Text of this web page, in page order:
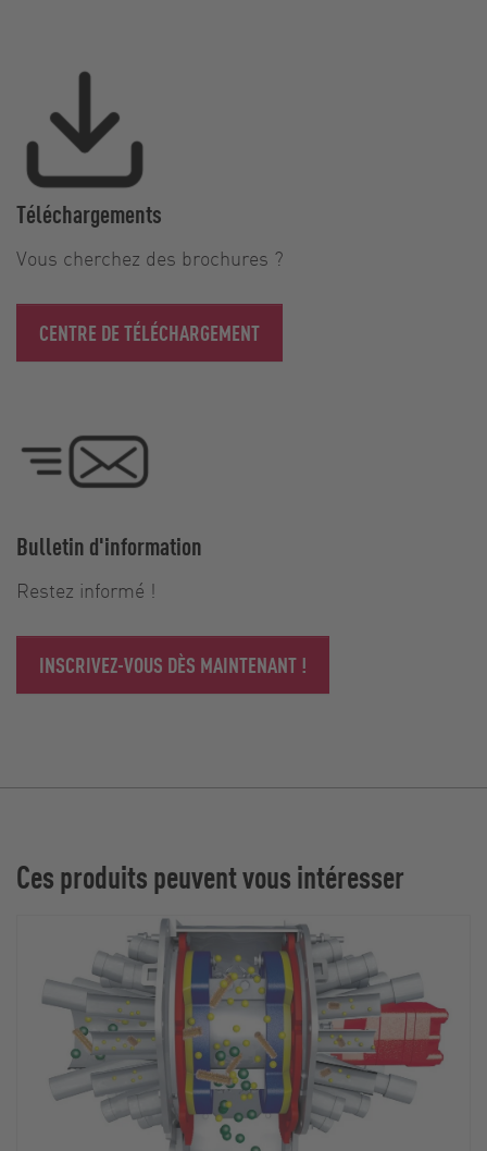
Téléchargements
Vous cherchez des brochures ?
CENTRE DE TÉLÉCHARGEMENT
Bulletin d'information
Restez informé !
INSCRIVEZ-VOUS DÈS MAINTENANT !
Ces produits peuvent vous intéresser